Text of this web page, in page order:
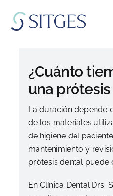
contenido
Especialidades
El equipo
¿Cuánto
una
La duración depende
de los materiales
de higiene del
mantenimiento y
prótesis dental puede
En Clínica Dental Drs.